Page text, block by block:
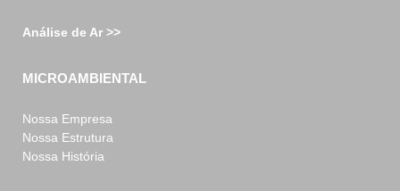
Análise de Ar >>
MICROAMBIENTAL
Nossa Empresa
Nossa Estrutura
Nossa História